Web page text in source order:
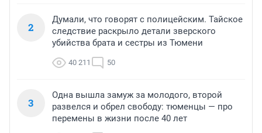
2
Думали, что говорят с полицейским. Тайское
следствие раскрыло детали зверского
убийства брата и сестры из Тюмени
40 211 50
3
Одна вышла замуж за молодого, второй
развелся и обрел свободу: тюменцы — про
перемены в жизни после 40 лет